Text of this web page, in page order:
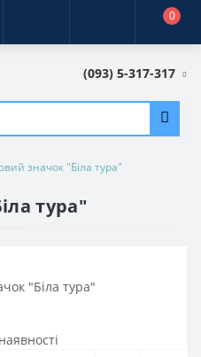
0
(093) 5-317-317
значок "Біла тура"
тура"